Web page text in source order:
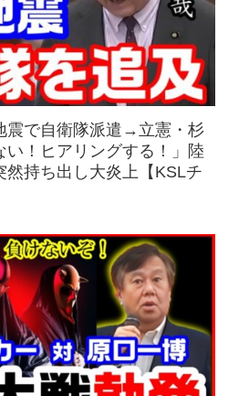
震で自衛隊派遣→立憲・杉
い！ヒアリングする！」陸
然持ち出し大炎上【KSLチ